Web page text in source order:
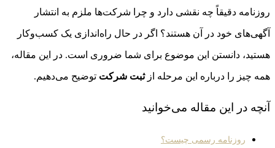
روزنامه دقیقاً چه نقشی دارد و چرا شرکت‌ها ملزم به انتشار
آگهی‌های خود در آن هستند؟ اگر در حال راه‌اندازی یک کسب‌وکار
هستید، دانستن این موضوع برای شما ضروری است. در این مقاله،
همه چیز را درباره این مرحله ازثبت شرکت توضیح می‌دهیم.
آنچه در این مقاله می‌خوانید
روزنامه رسمی چیست؟